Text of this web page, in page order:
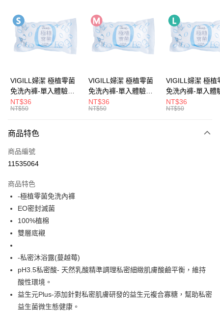
LINE Pay
Apple Pay
Google Pay
全盈+PAY
大哥付你分期
【大哥付你分期使用說明】
1.本服務由台灣大哥大提供，台灣大哥大用戶可立即使用無須另外申請。
流程，驗證手機門號後，選擇欲分期的期數、繳款截止日，確認付款後即完
成交易。
3.實際核准額度、可分期數及費用金額請依後續交易確認頁面所載為準。
4.訂單成立30分鐘內，如未前往確認交易或遇審核未通過，訂單將自動取
法說明評估內容。
【繳款方式說明】
2.透過簡訊連結打開帳單後，可選擇「超商條碼／台灣大直營門市／銀行轉
帳／街口支付／iPASS MONEY」等通路繳費。
【注意事項】
1.本服務係由「台灣大哥大股份有限公司」（以下簡稱本公司）所提供，讓
用戶於交易時，得透過本服務購買商品或服務，並由商店將買賣／分期付款
AFTEE先享後付
【關於「AFTEE先享後付」】
AFTEE先享後付是「在收到商品之後才付款」的支付方式。 讓您購物簡單
便利好安心！
１．簡單：不需註冊會員、不需綁卡、不需儲值。
２．便利：只要手機號碼，簡訊認證，即可結帳。
３．安心：先確認商品／服務後，再付款。
【「AFTEE先享後付」結帳流程】
１．於結帳方式選擇「AFTEE先享後付」後，將跳轉至「AFTEE先享後付」
結帳頁面，進行簡訊認證並確認金額後，即可完成結帳。
２．訂單成立數日內，您將收到繳費通知簡訊。
３．收到繳費通知簡訊後14天內，點擊此簡訊中的連結，可透過四大超商／
ATM／網路銀行／等多元方式進行付款，方視為交易完成。
※ 請注意：結帳手續完成當下不需立刻繳費，但若您需要取消訂單，請聯絡
購買商品的店家。未經商家同意取消之訂單仍視為有效，需透過AFTEE先享
ATM付款
全家取貨付款
每筆NT$65，滿NT$899(含以上)免運費
7-11取貨付款
每筆NT$65，滿NT$899(含以上)免運費
宅配
每筆NT$85，滿NT$899(含以上)免運費
VIGILL婦潔 極植零菌
免洗內褲-單入體驗包
(S) ◇完美服貼。零束
縛◇
NT$36
NT$50
VIGILL婦潔 極植零菌
免洗內褲-單入體驗包
(M) ◇完美服貼。零束
縛◇
NT$36
NT$50
VIGILL婦潔 極植
免洗內褲-單入體
(L) ◇完美服貼。零束
縛◇
NT$36
NT$50
商品特色
商品編號
11535064
商品特色
-極植零菌免洗內褲
EO密封滅菌
100%植棉
雙層底襯
-私密沐浴露(蔓越莓)
pH3.5私密酸- 天然乳酸精準調理私密細緻肌膚酸鹼平衡，維持
酸性環境。
益生元Plus-添加針對私密肌膚研發的益生元複合寡糖，幫助私密
益生菌微生態健康。